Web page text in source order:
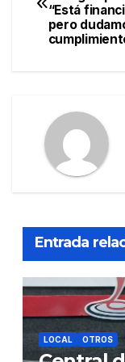
de
“Está
pero
Entrada
LOCAL OTROS